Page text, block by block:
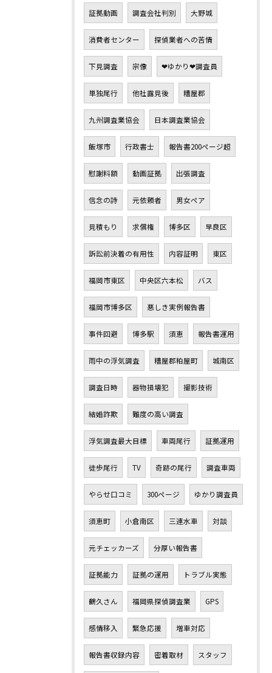
証拠動画 調査会社判別 大野城
消費者センター 探偵業者への苦情
下見調査 宗像 ❤ゆかり❤調査員
単独尾行 他社露見後 糟屋郡
九州調査業協会 日本調査業協会
飯塚市 行政書士 報告書200ページ超
慰謝料額 動画証拠 出張調査
信念の詩 元依頼者 男女ペア
見積もり 求償権 博多区 早良区
訴訟前決着の有用性 内容証明 東区
福岡市東区 中央区六本松 バス
福岡市博多区 悪しき実例報告書
事件回避 博多駅 須恵 報告書運用
雨中の浮気調査 糟屋郡粕屋町 城南区
調査日時 器物損壊犯 撮影技術
結婚詐欺 難度の高い調査
浮気調査最大目標 車両尾行 証拠運用
徒歩尾行 TV 奇跡の尾行 調査車両
やらせ口コミ 300ページ ゆかり調査員
須恵町 小倉南区 三連水車 対談
元チェッカーズ 分厚い報告書
証拠能力 証拠の運用 トラブル実態
鶴久さん 福岡県探偵調査業 GPS
感情移入 緊急応援 増車対応
報告書収録内容 密着取材 スタッフ